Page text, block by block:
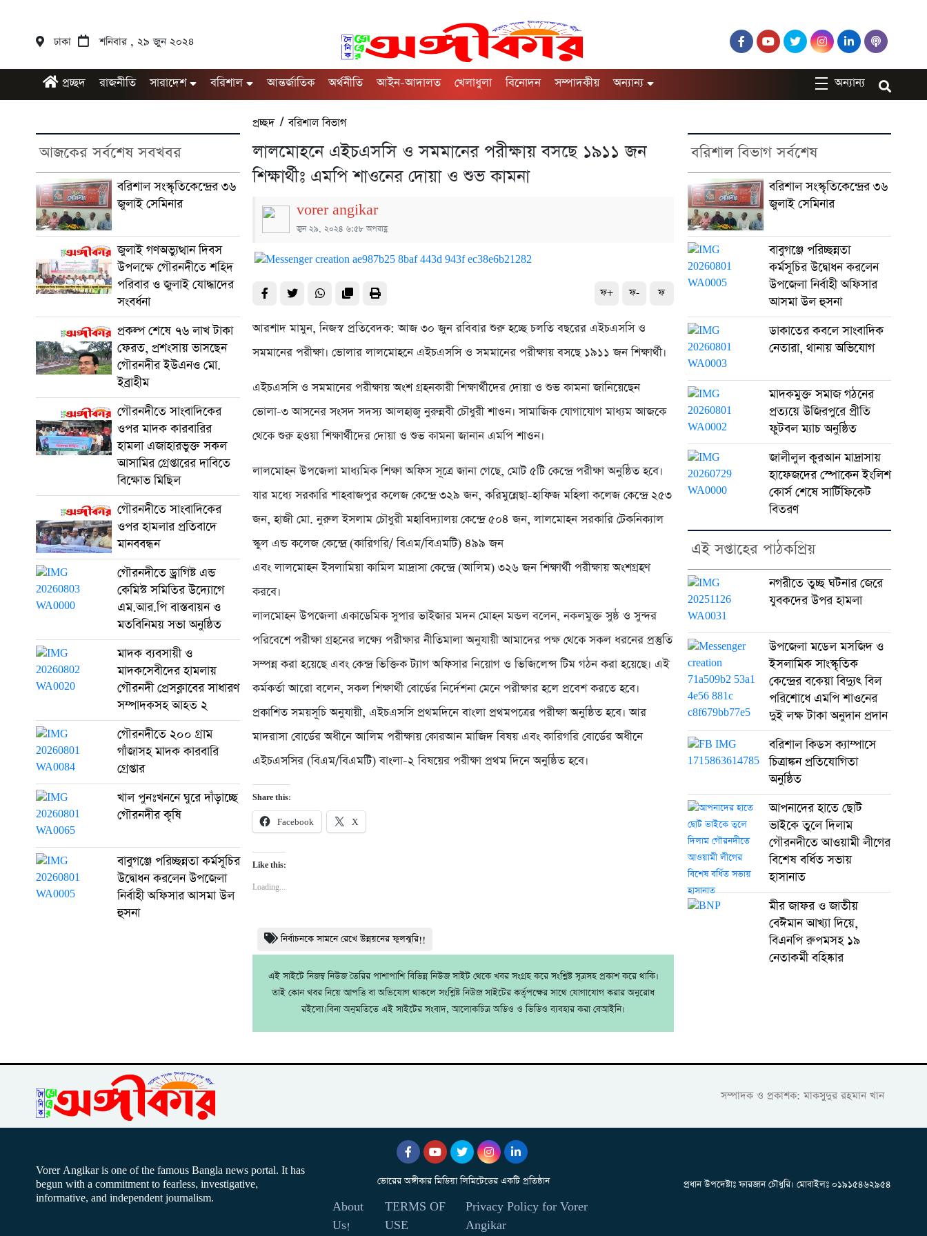
ঢাকা শনিবার , ২৯ জুন ২০২৪
প্রচ্ছদ রাজনীতি সারাদেশ বরিশাল আন্তর্জাতিক অর্থনীতি আইন-আদালত খেলাধুলা বিনোদন সম্পাদকীয় অন্যান্য অন্যান্য
আজকের সর্বশেষ সবখবর
বরিশাল সংস্কৃতিকেন্দ্রের ৩৬
জুলাই সেমিনার
জুলাই গণঅভ্যুত্থান দিবস
উপলক্ষে গৌরনদীতে শহিদ
পরিবার ও জুলাই যোদ্ধাদের
সংবর্ধনা
প্রকল্প শেষে ৭৬ লাখ টাকা
ফেরত, প্রশংসায় ভাসছেন
গৌরনদীর ইউএনও মো.
ইব্রাহীম
গৌরনদীতে সাংবাদিকের
ওপর মাদক কারবারির
হামলা এজাহারভুক্ত সকল
আসামির গ্রেপ্তারের দাবিতে
বিক্ষোভ মিছিল
গৌরনদীতে সাংবাদিকের
ওপর হামলার প্রতিবাদে
মানববন্ধন
গৌরনদীতে ড্রাগিষ্ট এন্ড
কেমিস্ট সমিতির উদ্যোগে
এম.আর.পি বাস্তবায়ন ও
মতবিনিময় সভা অনুষ্ঠিত
মাদক ব্যবসায়ী ও
মাদকসেবীদের হামলায়
গৌরনদী প্রেসক্লাবের সাধারণ
সম্পাদকসহ আহত ২
গৌরনদীতে ২০০ গ্রাম
গাঁজাসহ মাদক কারবারি
গ্রেপ্তার
খাল পুনঃখননে ঘুরে দাঁড়াচ্ছে
গৌরনদীর কৃষি
বাবুগঞ্জে পরিচ্ছন্নতা কর্মসূচির
উদ্বোধন করলেন উপজেলা
নির্বাহী অফিসার আসমা উল
হুসনা
প্রচ্ছদ/বরিশাল বিভাগ
লালমোহনে এইচএসসি ও সমমানের পরীক্ষায় বসছে ১৯১১ জন
শিক্ষার্থীঃ এমপি শাওনের দোয়া ও শুভ কামনা
vorer angikar
জুন ২৯, ২০২৪ ৬:৫৮ অপরাহ্ণ
ফ+ ফ- ফ
আরশাদ মামুন, নিজস্ব প্রতিবেদক: আজ ৩০ জুন রবিবার শুরু হচ্ছে চলতি বছরের এইচএসসি ও
সমমানের পরীক্ষা। ভোলার লালমোহনে এইচএসসি ও সমমানের পরীক্ষায় বসছে ১৯১১ জন শিক্ষার্থী।
এইচএসসি ও সমমানের পরীক্ষায় অংশ গ্রহনকারী শিক্ষার্থীদের দোয়া ও শুভ কামনা জানিয়েছেন
ভোলা-৩ আসনের সংসদ সদস্য আলহাজ্ব নুরুন্নবী চৌধুরী শাওন। সামাজিক যোগাযোগ মাধ্যম আজকে
থেকে শুরু হওয়া শিক্ষার্থীদের দোয়া ও শুভ কামনা জানান এমপি শাওন।
লালমোহন উপজেলা মাধ্যমিক শিক্ষা অফিস সূত্রে জানা গেছে, মোট ৫টি কেন্দ্রে পরীক্ষা অনুষ্ঠিত হবে।
যার মধ্যে সরকারি শাহবাজপুর কলেজ কেন্দ্রে ৩২৯ জন, করিমুন্নেছা-হাফিজ মহিলা কলেজ কেন্দ্রে ২৫৩
জন, হাজী মো. নুরুল ইসলাম চৌধুরী মহাবিদ্যালয় কেন্দ্রে ৫০৪ জন, লালমোহন সরকারি টেকনিক্যাল
স্কুল এন্ড কলেজ কেন্দ্রে (কারিগরি/ বিএম/বিএমটি) ৪৯৯ জন
এবং লালমোহন ইসলামিয়া কামিল মাদ্রাসা কেন্দ্রে (আলিম) ৩২৬ জন শিক্ষার্থী পরীক্ষায় অংশগ্রহণ
করবে।
লালমোহন উপজেলা একাডেমিক সুপার ভাইজার মদন মোহন মন্ডল বলেন, নকলমুক্ত সুষ্ঠ ও সুন্দর
পরিবেশে পরীক্ষা গ্রহনের লক্ষ্যে পরীক্ষার নীতিমালা অনুযায়ী আমাদের পক্ষ থেকে সকল ধরনের প্রস্তুতি
সম্পন্ন করা হয়েছে এবং কেন্দ্র ভিক্তিক ট্যাগ অফিসার নিয়োগ ও ভিজিলেন্স টিম গঠন করা হয়েছে। এই
কর্মকর্তা আরো বলেন, সকল শিক্ষার্থী বোর্ডের নির্দেশনা মেনে পরীক্ষার হলে প্রবেশ করতে হবে।
প্রকাশিত সময়সূচি অনুযায়ী, এইচএসসি প্রথমদিনে বাংলা প্রথমপত্রের পরীক্ষা অনুষ্ঠিত হবে। আর
মাদরাসা বোর্ডের অধীনে আলিম পরীক্ষায় কোরআন মাজিদ বিষয় এবং কারিগরি বোর্ডের অধীনে
এইচএসসির (বিএম/বিএমটি) বাংলা-২ বিষয়ের পরীক্ষা প্রথম দিনে অনুষ্ঠিত হবে।
Share this:
Facebook X
Like this:
Loading...
নির্বাচনকে সামনে রেখে উন্নয়নের ফুলঝুরি!!
এই সাইটে নিজম্ব নিউজ তৈরির পাশাপাশি বিভিন্ন নিউজ সাইট থেকে খবর সংগ্রহ করে সংশ্লিষ্ট সূত্রসহ প্রকাশ করে থাকি।
তাই কোন খবর নিয়ে আপত্তি বা অভিযোগ থাকলে সংশ্লিষ্ট নিউজ সাইটের কর্তৃপক্ষের সাথে যোগাযোগ করার অনুরোধ
রইলো।বিনা অনুমতিতে এই সাইটের সংবাদ, আলোকচিত্র অডিও ও ভিডিও ব্যবহার করা বেআইনি।
বরিশাল বিভাগ সর্বশেষ
বরিশাল সংস্কৃতিকেন্দ্রের ৩৬
জুলাই সেমিনার
বাবুগঞ্জে পরিচ্ছন্নতা
কর্মসূচির উদ্বোধন করলেন
উপজেলা নির্বাহী অফিসার
আসমা উল হুসনা
ডাকাতের কবলে সাংবাদিক
নেতারা, থানায় অভিযোগ
মাদকমুক্ত সমাজ গঠনের
প্রত্যয়ে উজিরপুরে প্রীতি
ফুটবল ম্যাচ অনুষ্ঠিত
জালীলুল কুরআন মাদ্রাসায়
হাফেজদের স্পোকেন ইংলিশ
কোর্স শেষে সার্টিফিকেট
বিতরণ
এই সপ্তাহের পাঠকপ্রিয়
নগরীতে তুচ্ছ ঘটনার জেরে
যুবকদের উপর হামলা
উপজেলা মডেল মসজিদ ও
ইসলামিক সাংস্কৃতিক
কেন্দ্রের বকেয়া বিদ্যুৎ বিল
পরিশোধে এমপি শাওনের
দুই লক্ষ টাকা অনুদান প্রদান
বরিশাল কিডস ক্যাম্পাসে
চিত্রাঙ্কন প্রতিযোগিতা
অনুষ্ঠিত
আপনাদের হাতে ছোট
ভাইকে তুলে দিলাম
গৌরনদীতে আওয়ামী লীগের
বিশেষ বর্ধিত সভায়
হাসানাত
মীর জাফর ও জাতীয়
বেঈমান আখ্যা দিয়ে,
বিএনপি রুপমসহ ১৯
নেতাকর্মী বহিষ্কার
সম্পাদক ও প্রকাশক: মাকসুদুর রহমান খান
Vorer Angikar is one of the famous Bangla news portal. It has
begun with a commitment to fearless, investigative,
informative, and independent journalism.
ভোরের অঙ্গীকার মিডিয়া লিমিটেডের একটি প্রতিষ্ঠান
About
Us!
TERMS OF
USE
Privacy Policy for Vorer
Angikar
প্রধান উপদেষ্টাঃ ফারজান চৌধুরি। মোবাইলঃ ০১৯১৫৪৬২৯৫৪